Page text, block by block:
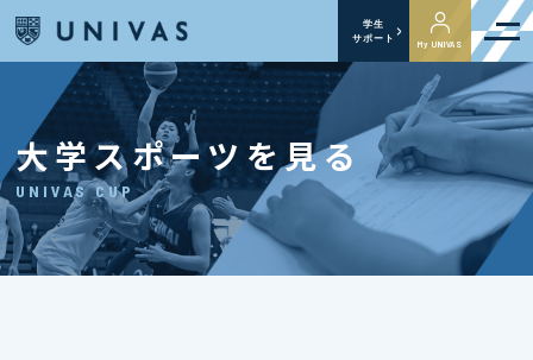
学生
サポート
My UNIVAS
大学スポーツを見る
UNIVAS CUP